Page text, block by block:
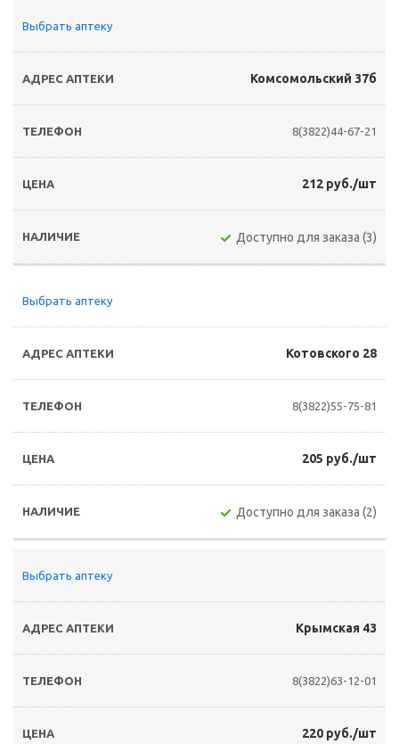
Выбрать аптеку
Комсомольский 37б
8(3822)44-67-21
212 руб./шт
Доступно для заказа (3)
Выбрать аптеку
Котовского 28
8(3822)55-75-81
205 руб./шт
Доступно для заказа (2)
Выбрать аптеку
Крымская 43
8(3822)63-12-01
220 руб./шт